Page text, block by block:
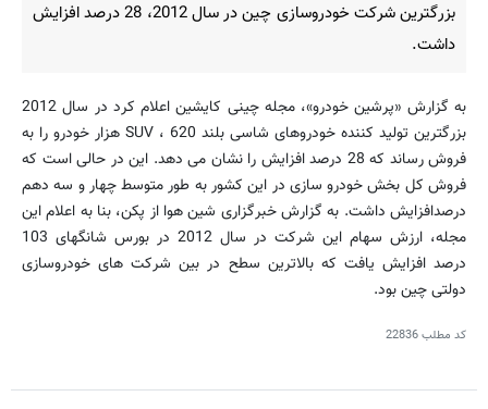
بزرگترین شرکت خودروسازی چین در سال 2012، 28 درصد افزایش
داشت.
به گزارش «پرشین خودرو»، مجله چینی کایشین اعلام کرد در سال 2012
بزرگترین تولید کننده خودروهای شاسی بلند SUV ، 620 هزار خودرو را به
فروش رساند که 28 درصد افزایش را نشان می دهد. این در حالی است که
فروش کل بخش خودرو سازی در این کشور به طور متوسط چهار و سه دهم
درصدافزایش داشت. به گزارش خبرگزاری شین هوا از پکن، بنا به اعلام این
مجله، ارزش سهام این شرکت در سال 2012 در بورس شانگهای 103
درصد افزایش یافت که بالاترین سطح در بین شرکت های خودروسازی
دولتی چین بود.
کد مطلب22836